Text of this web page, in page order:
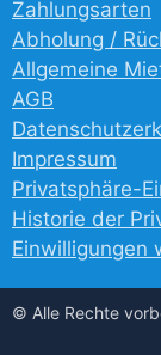
Zahlungsarten
Abholung /
Allgemeine
AGB
Impressum
Privatsphäre-
Historie der
Einwilligungen
© Alle Rechte